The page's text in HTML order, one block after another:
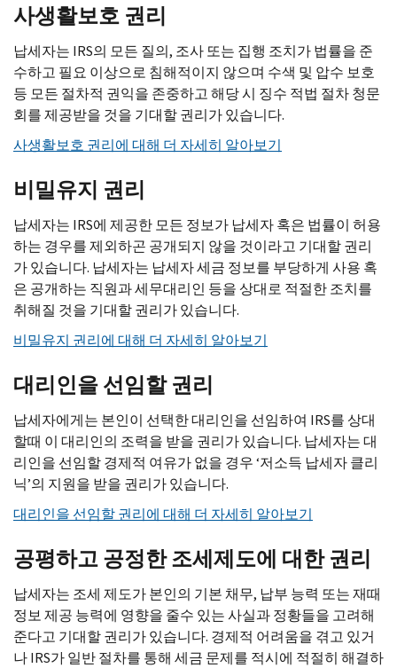
사생활보호 권리
납세자는 IRS의 모든 질의, 조사 또는 집행 조치가 법률을 준
수하고 필요 이상으로 침해적이지 않으며 수색 및 압수 보호
등 모든 절차적 권익을 존중하고 해당 시 징수 적법 절차 청문
회를 제공받을 것을 기대할 권리가 있습니다.
사생활보호 권리에 대해 더 자세히 알아보기
비밀유지 권리
납세자는 IRS에 제공한 모든 정보가 납세자 혹은 법률이 허용
하는 경우를 제외하곤 공개되지 않을 것이라고 기대할 권리
가 있습니다. 납세자는 납세자 세금 정보를 부당하게 사용 혹
은 공개하는 직원과 세무대리인 등을 상대로 적절한 조치를
취해질 것을 기대할 권리가 있습니다.
비밀유지 권리에 대해 더 자세히 알아보기
대리인을 선임할 권리
납세자에게는 본인이 선택한 대리인을 선임하여 IRS를 상대
할때 이 대리인의 조력을 받을 권리가 있습니다. 납세자는 대
리인을 선임할 경제적 여유가 없을 경우 ‘저소득 납세자 클리
닉’의 지원을 받을 권리가 있습니다.
대리인을 선임할 권리에 대해 더 자세히 알아보기
공평하고 공정한 조세제도에 대한 권리
납세자는 조세 제도가 본인의 기본 채무, 납부 능력 또는 재때
정보 제공 능력에 영향을 줄수 있는 사실과 정황들을 고려해
준다고 기대할 권리가 있습니다. 경제적 어려움을 겪고 있거
나 IRS가 일반 절차를 통해 세금 문제를 적시에 적절히 해결하